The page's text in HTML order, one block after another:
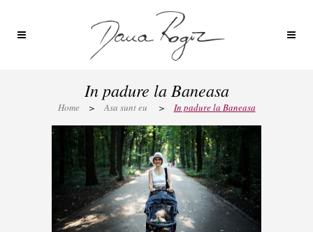
In padure la Baneasa
Home > Asa sunt eu > In padure la Baneasa